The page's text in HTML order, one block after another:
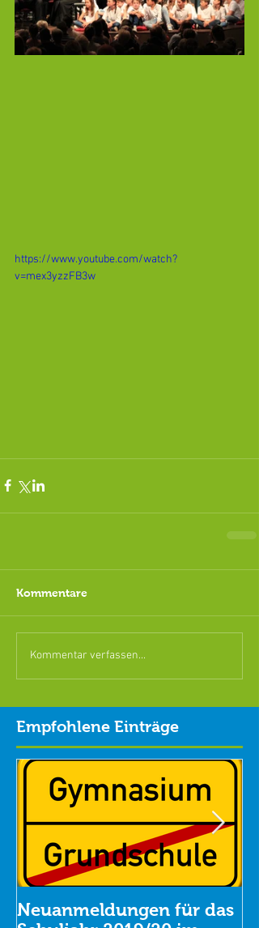
https://www.youtube.com/watch?
v=mex3yzzFB3w
Kommentare
Kommentar verfassen...
Empfohlene Einträge
Neuanmeldungen für das